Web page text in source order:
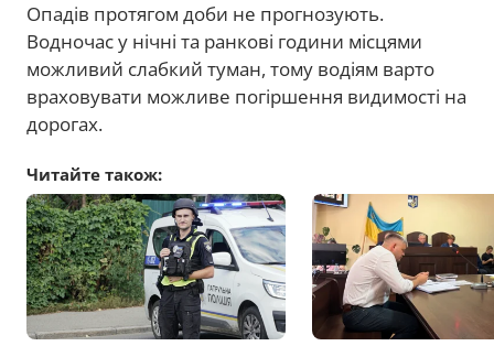
Опадів протягом доби не прогнозують.
Водночас у нічні та ранкові години місцями
можливий слабкий туман, тому водіям варто
враховувати можливе погіршення видимості на
дорогах.
Читайте також: